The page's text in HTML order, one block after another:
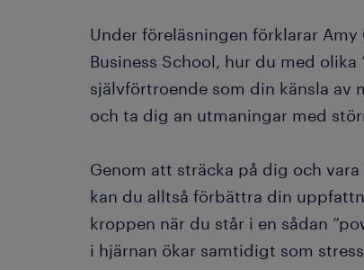
Under föreläsningen förklarar
Business School, hur du med
självförtroende som din känsla av
och ta dig an utmaningar med
Genom att sträcka på dig och
kan du alltså förbättra din
kroppen när du står i en sådan
i hjärnan ökar samtidigt som